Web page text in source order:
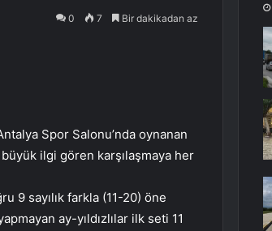
0 7 Bir dakikadan az
Spor Salonu’nda oynanan
ilgi gören karşılaşmaya her
9 sayılık farkla (11-20) öne
ay-yıldızlılar ilk seti 11